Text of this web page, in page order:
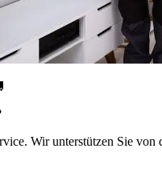
Wir unterstützen Sie